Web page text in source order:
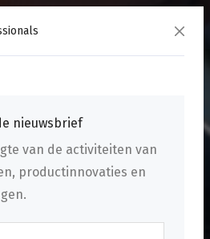
nieuwsbrief
van de activiteiten van
productinnovaties en